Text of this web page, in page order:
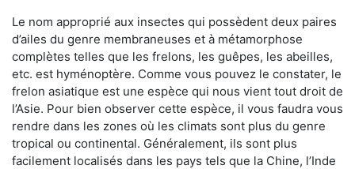
Le nom approprié aux insectes qui possèdent deux paires
d’ailes du genre membraneuses et à métamorphose
complètes telles que les frelons, les guêpes, les abeilles,
etc. est hyménoptère. Comme vous pouvez le constater, le
frelon asiatique est une espèce qui nous vient tout droit de
l’Asie. Pour bien observer cette espèce, il vous faudra vous
rendre dans les zones où les climats sont plus du genre
tropical ou continental. Généralement, ils sont plus
facilement localisés dans les pays tels que la Chine, l’Inde